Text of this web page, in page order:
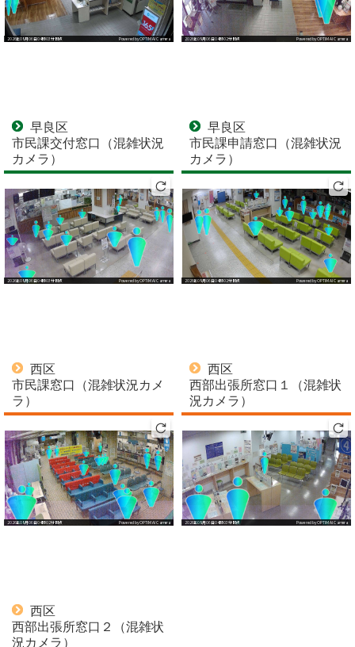
早良区
市民課交付窓口（混雑状況
カメラ）
早良区
市民課申請窓口（混雑状況
カメラ）
西区
市民課窓口（混雑状況カメ
ラ）
西区
西部出張所窓口１（混雑状
況カメラ）
西区
西部出張所窓口２（混雑状
況カメラ）